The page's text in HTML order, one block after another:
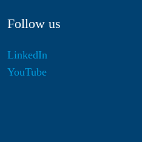
Follow us
LinkedIn
YouTube